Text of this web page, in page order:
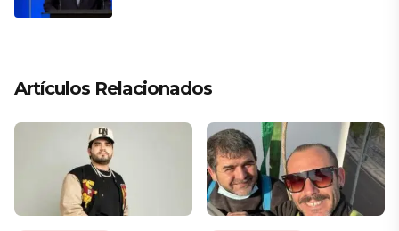
Artículos Relacionados